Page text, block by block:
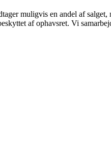
muligvis en andel af salget,
af ophavsret. Vi